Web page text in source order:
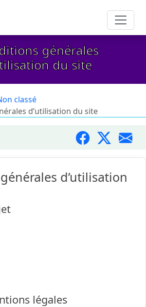
générales
du site
classé
d’utilisation du site
d’utilisation
légales